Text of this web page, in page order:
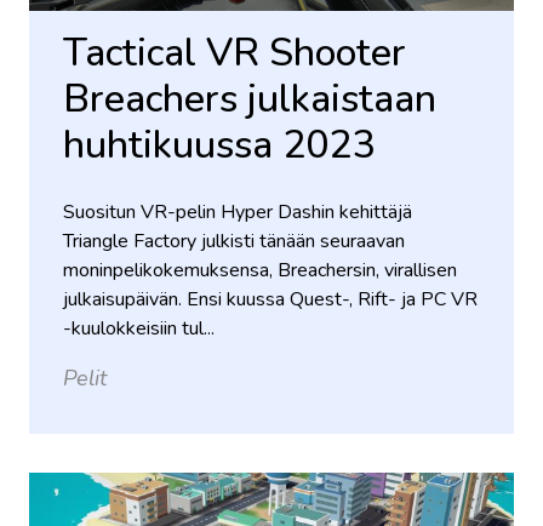
Tactical VR Shooter
Breachers julkaistaan ​​
huhtikuussa 2023
Suositun VR-pelin Hyper Dashin kehittäjä
Triangle Factory julkisti tänään seuraavan
moninpelikokemuksensa, Breachersin, virallisen
julkaisupäivän. Ensi kuussa Quest-, Rift- ja PC VR
-kuulokkeisiin tul...
Pelit